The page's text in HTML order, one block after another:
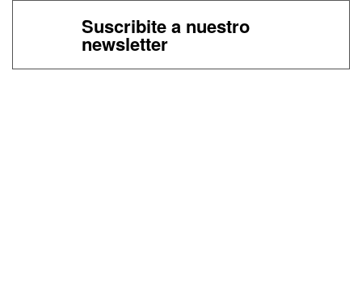
Suscribite a nuestro
newsletter